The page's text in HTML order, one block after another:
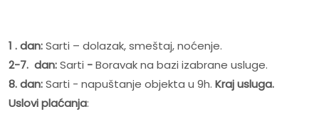
1 .dan:Sarti – dolazak, smeštaj, noćenje.
2-7. dan:Sarti -Boravak na bazi izabrane usluge.
8. dan:Sarti - napuštanje objekta u 9h. Kraj usluga.
Uslovi plaćanja: